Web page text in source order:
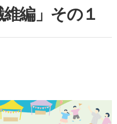
編」その１